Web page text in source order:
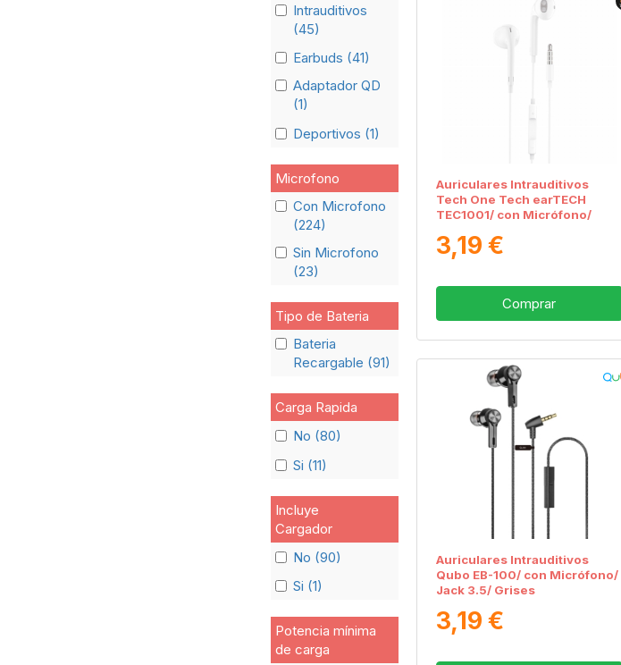
Intrauditivos
(45)
Earbuds (41)
Adaptador QD
(1)
Deportivos (1)
Microfono
Con Microfono
(224)
Sin Microfono
(23)
Tipo de Bateria
Bateria
Recargable (91)
Carga Rapida
No (80)
Si (11)
Incluye
Cargador
No (90)
Si (1)
Potencia mínima
de carga
Auriculares Intrauditivos
Tech One Tech earTECH
TEC1001/ con Micrófono/
3,19 €
Comprar
Auriculares Intrauditivos
Qubo EB-100/ con Micrófono/
Jack 3.5/ Grises
3,19 €